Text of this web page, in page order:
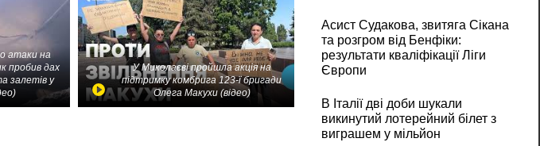
атаки на
пробив дах
залетів у
У Миколаєві пройшла акція на
підтримку комбрига 123-ї бригади
Олега Макухи (відео)
Асист Судакова, звитяга Сікана
та розгром від Бенфіки:
результати кваліфікації Ліги
Європи
В Італії дві доби шукали
викинутий лотерейний білет з
виграшем у мільйон